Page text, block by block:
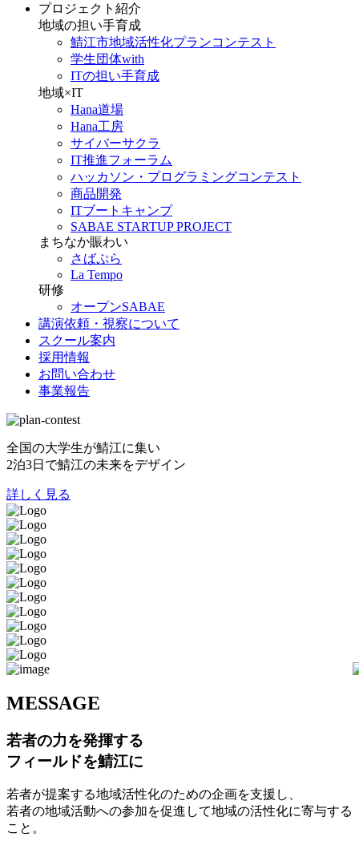
プロジェクト紹介
地域の担い手育成
鯖江市地域活性化プランコンテスト
学生団体with
ITの担い手育成
地域×IT
Hana道場
Hana工房
サイバーサクラ
IT推進フォーラム
ハッカソン・プログラミングコンテスト
商品開発
ITブートキャンプ
SABAE STARTUP PROJECT
まちなか賑わい
さばぷら
La Tempo
研修
オープンSABAE
講演依頼・視察について
スクール案内
採用情報
お問い合わせ
事業報告
全国の大学生が鯖江に集い
2泊3日で鯖江の未来をデザイン
詳しく見る
MESSAGE
若者の力を発揮する
フィールドを鯖江に
若者が提案する地域活性化のための企画を支援し、
若者の地域活動への参加を促進して地域の活性化に寄与する
こと。